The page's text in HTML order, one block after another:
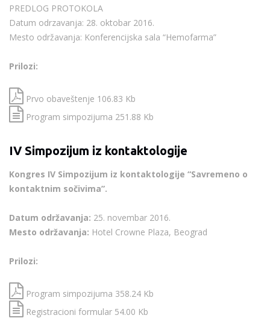
PREDLOG PROTOKOLA
Datum odrzavanja: 28. oktobar 2016.
Mesto održavanja: Konferencijska sala “Hemofarma”
Prilozi:
Prvo obaveštenje 106.83 Kb
Program simpozijuma 251.88 Kb
IV Simpozijum iz kontaktologije
Kongres IV Simpozijum iz kontaktologije “Savremeno o
kontaktnim sočivima”.
Datum održavanja: 25. novembar 2016.
Mesto održavanja: Hotel Crowne Plaza, Beograd
Prilozi:
Program simpozijuma 358.24 Kb
Registracioni formular 54.00 Kb